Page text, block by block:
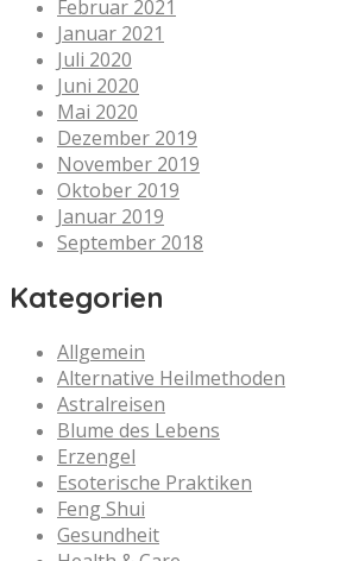
Februar 2021
Januar 2021
Juli 2020
Juni 2020
Mai 2020
Dezember 2019
November 2019
Oktober 2019
Januar 2019
September 2018
Kategorien
Allgemein
Alternative Heilmethoden
Astralreisen
Blume des Lebens
Erzengel
Esoterische Praktiken
Feng Shui
Gesundheit